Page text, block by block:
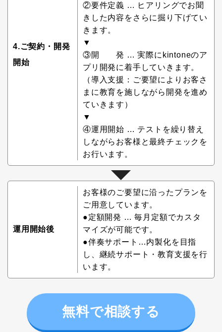
4.ご契約・開発
開始
②要件定義 … ヒアリングでお聞
きした内容をさらに掘り下げてい
きます。
▼
③開 発 … 実際にkintoneのア
プリ開発に着手していきます。
（導入支援：ご要望によりお客さ
まに教育を施しながら開発を進め
ていきます）
▼
④運用開始 … テストを繰り替え
しながらお客様と最終チェックを
お行います。
運用開始後
お客様のご要望に沿ったプランを
ご用意しています。
●定額開発 … 毎月定額でカスタ
マイズが可能です。
●伴奏サポート…内製化を目指
し、継続サポート・教育支援を行
います。
無料で相談する